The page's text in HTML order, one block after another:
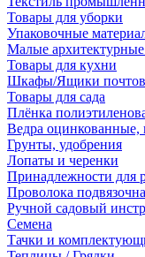
Товары для уборки
Упаковочные
Малые
Товары для кухни
Шкафы/Ящики
Товары для сада
Плёнка
Ведра оцинкованные,
Грунты, удобрения
Лопаты и черенки
Принадлежности для
Проволока
Ручной садовый
Семена
Тачки и